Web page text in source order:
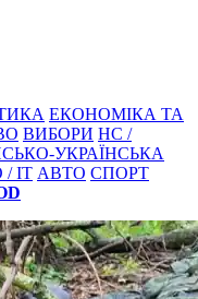
ЕКОНОМІКА ТА
ВИБОРИ НС /
УКРАЇНСЬКА
IT АВТО СПОРТ